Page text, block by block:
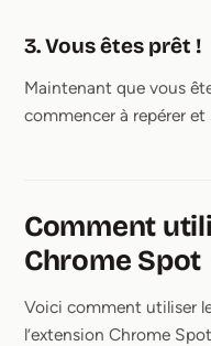
3. Vous êtes prêt !
Maintenant que vous
commencer à repérer
Comment
Chrome Spot
Voici comment utiliser
l’extension Chrome